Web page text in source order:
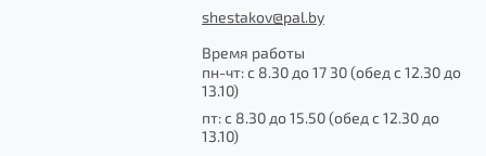
shestakov@pal.by
Время работы
пн-чт: с 8.30 до 17 30 (обед с 12.30 до
13.10)
пт: с 8.30 до 15.50 (обед с 12.30 до
13.10)